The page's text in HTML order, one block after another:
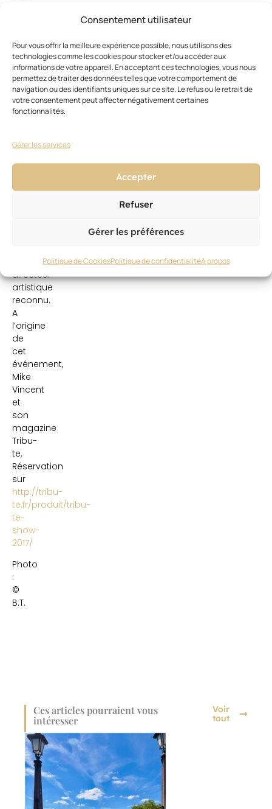
Consentement utilisateur
Pour vous offrir la meilleure expérience possible, nous utilisons des
technologies comme les cookies pour stocker et/ou accéder aux
informations de votre appareil. En acceptant ces technologies, vous nous
permettez de traiter des données telles que votre comportement de
navigation ou des identifiants uniques sur ce site. Le refus ou le retrait de
votre consentement peut affecter négativement certaines
fonctionnalités.
Gérer les services
Accepter
Refuser
Gérer les préférences
Politique de CookiesPolitique de confidentialitéA propos
directeur
pour
Sassoon
Academy
sera
également
partie,
Shane
directeur
artistique
reconnu.
A
l’origine
de
cet
événement,
Mike
Vincent
et
son
magazine
Tribu-
te.
Réservation
sur
http://tribu-
te.fr/produit/tribu-
te-
show-
2017/
Photo
:
©
B.T.
Ces articles pourraient vous
intéresser
Voir
tout